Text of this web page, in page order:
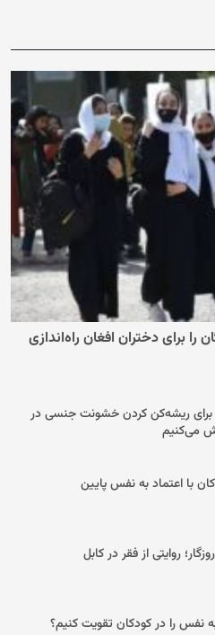
را برای دختران افغان راه‌اندازی
برای ریشه‌کن کردن خشونت جنسی در
می‌کنیم
با اعتماد به نفس پایین
روایتی از فقر در کابل
نفس را در کودکان تقویت کنیم؟